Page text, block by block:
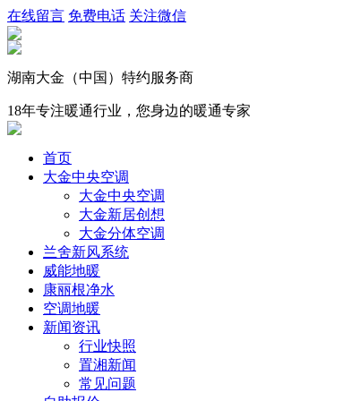
在线留言 免费电话 关注微信
湖南大金（中国）特约服务商
18年专注暖通行业，您身边的暖通专家
首页
大金中央空调
大金中央空调
大金新居创想
大金分体空调
兰舍新风系统
威能地暖
康丽根净水
空调地暖
新闻资讯
行业快照
置湘新闻
常见问题